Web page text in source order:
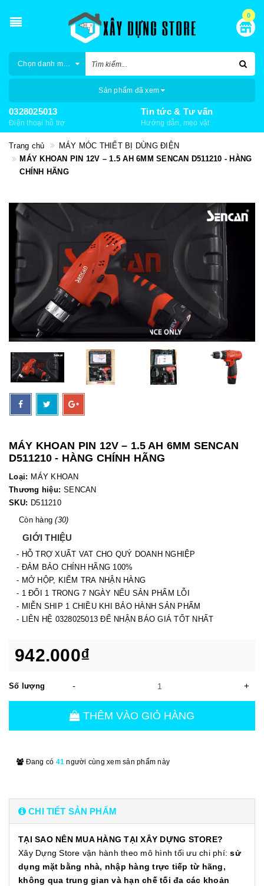
0
Chọn danh mục
Sản phẩm đã xem
0328025013
Điện thoại hỗ trợ
Tin tức & Tư vấn
Hướng dẫn, mẹo vặt
Trang chủ
MÁY MÓC THIẾT BỊ DÙNG ĐIỆN
MÁY KHOAN PIN 12V – 1.5 AH 6MM SENCAN D511210 - HÀNG
CHÍNH HÃNG
MÁY KHOAN PIN 12V – 1.5 AH 6MM SENCAN
D511210 - HÀNG CHÍNH HÃNG
Loại: MÁY KHOAN
Thương hiệu: SENCAN
SKU: D511210
Còn hàng(30)
GIỚI THIỆU
- HỖ TRỢ XUẤT VAT CHO QUÝ DOANH NGHIỆP
- ĐẢM BẢO CHÍNH HÃNG 100%
- MỞ HỘP, KIỂM TRA NHẬN HÀNG
- 1 ĐỔI 1 TRONG 7 NGÀY NẾU SẢN PHẨM LỖI
- MIỄN SHIP 1 CHIỀU KHI BẢO HÀNH SẢN PHẨM
- LIÊN HỆ 0328025013 ĐỂ NHẬN BÁO GIÁ TỐT NHẤT
942.000₫
Số lượng - +
THÊM VÀO GIỎ HÀNG
Đang có 41 người cùng xem sản phẩm này
CHI TIẾT SẢN PHẨM
TẠI SAO NÊN MUA HÀNG TẠI XÂY DỰNG STORE?
Xây Dựng Store vận hành theo mô hình tối ưu chi phí:sử
dụng mặt bằng nhà, nhập hàng trực tiếp từ hãng,
không qua trung gian và hạn chế tối đa các khoản